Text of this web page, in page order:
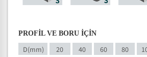
PROFİL VE BORU İÇİN
D(mm) 20 40 60 80